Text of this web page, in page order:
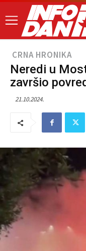
CRNA HRONIKA
Neredi u
završio
21.10.2024.